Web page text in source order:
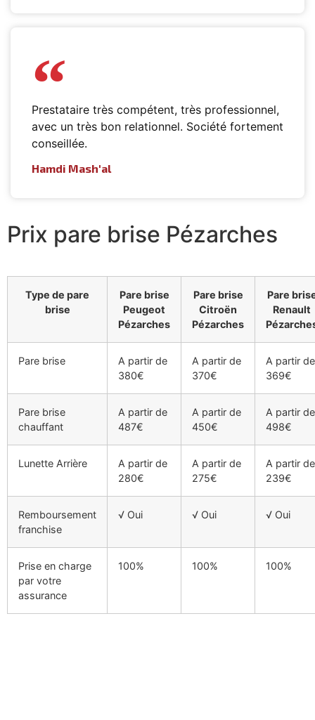
Prestataire très compétent, très professionnel,
avec un très bon relationnel. Société fortement
conseillée.
Hamdi Mash'al
Prix pare brise Pézarches
Type de pare
brise
Pare brise
Peugeot
Pézarches
Pare brise
Citroën
Pézarches
Pare
Renault
Pare brise
A partir de
380€
A partir de
370€
A partir de
369€
Pare brise
chauffant
A partir de
487€
A partir de
450€
A partir de
498€
Lunette Arrière
A partir de
280€
A partir de
275€
A partir de
239€
Remboursement
franchise
√ Oui √ Oui √ Oui
Prise en charge
par votre
assurance
100% 100% 100%